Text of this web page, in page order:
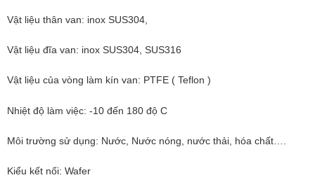
Vật liệu thân van: inox SUS304,
Vật liệu đĩa van: inox SUS304, SUS316
Vật liệu của vòng làm kín van: PTFE ( Teflon )
Nhiệt độ làm việc: -10 đến 180 độ C
Môi trường sử dụng: Nước, Nước nóng, nước thải, hóa chất….
Kiểu kết nối: Wafer